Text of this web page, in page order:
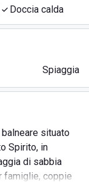
Doccia calda
Spiaggia
situato
Spirito, in
di sabbia
famiglie, coppie